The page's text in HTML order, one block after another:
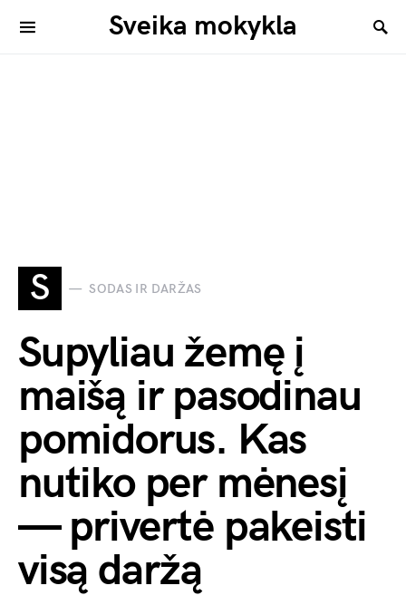
Sveika mokykla
S SODAS IR DARŽAS
Supyliau žemę į
maišą ir pasodinau
pomidorus. Kas
nutiko per mėnesį
— privertė pakeisti
visą daržą